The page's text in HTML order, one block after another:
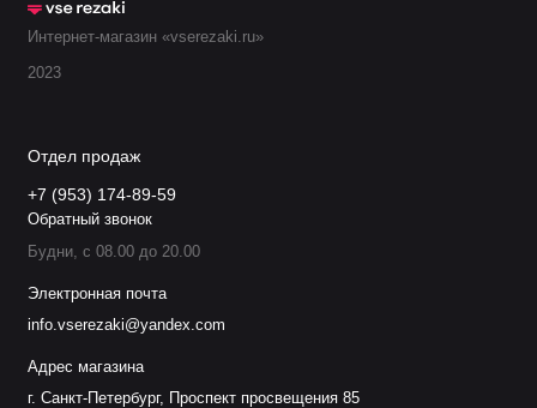
Интернет-магазин «vserezaki.ru»
2023
Отдел продаж
+7 (953) 174-89-59
Обратный звонок
Будни, с 08.00 до 20.00
Электронная почта
info.vserezaki@yandex.com
Адрес магазина
г. Санкт-Петербург, Проспект просвещения 85